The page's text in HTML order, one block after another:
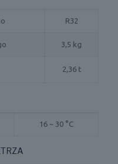
R32
3,5 kg
2,36 t
16 ~ 30 °C